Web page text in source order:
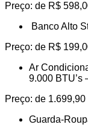
Preço: de R$
Banco Alto
Preço: de R$
Ar
9.000 BTU’s
Preço: de
Guarda-